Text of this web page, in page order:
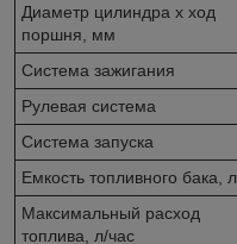
Диаметр цилиндра x ход
поршня, мм
Система зажигания
Рулевая система
Система запуска
Емкость топливного бака, л.
Максимальный расход
топлива, л/час